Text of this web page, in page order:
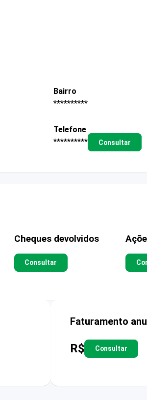
Bairro
**********
Telefone
**********
Consultar
Cheques devolvidos
Consultar
Faturamento
R$ Consultar